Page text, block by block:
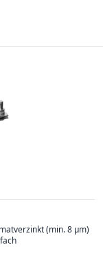
(min. 8 µm)